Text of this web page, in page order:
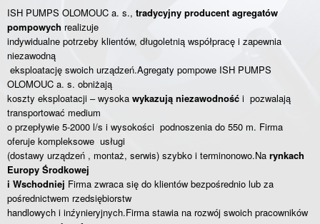
ISH PUMPS OLOMOUC a. s., tradycyjny producent agregatów
pompowych realizuje
indywidualne potrzeby klientów, długoletnią współpracę i zapewnia
niezawodną
eksploatację swoich urządzeń.Agregaty pompowe ISH PUMPS
OLOMOUC a. s. obniżają
koszty eksploatacji – wysoka wykazują niezawodność i pozwalają
transportować medium
o przepływie 5-2000 l/s i wysokości podnoszenia do 550 m. Firma
oferuje kompleksowe usługi
(dostawy urządzeń , montaż, serwis) szybko i terminonowo.Na rynkach
Europy Środkowej
i Wschodniej Firma zwraca się do klientów bezpośrednio lub za
pośrednictwem rzedsiębiorstw
handlowych i inźynieryjnych.Firma stawia na rozwój swoich pracowników